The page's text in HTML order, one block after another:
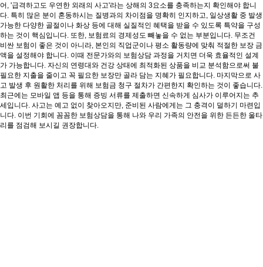
어, '급격하고도 우연한 외래의 사고'라는 상해의 3요소를 충족하는지 확인해야 합니
다. 특히 많은 분이 혼동하시는 질병과의 차이점을 명확히 인지하고, 일상생활 중 발생
가능한 다양한 골절이나 화상 등에 대해 실질적인 혜택을 받을 수 있도록 특약을 구성
하는 것이 핵심입니다. 또한, 보험료의 경제성도 빼놓을 수 없는 부분입니다. 무조건
비싼 보험이 좋은 것이 아니라, 본인의 직업군이나 평소 활동량에 맞춰 적절한 보장 금
액을 설정해야 합니다. 이때 전문가와의 보험상담 과정을 거치면 더욱 효율적인 설계
가 가능합니다. 자신의 연령대와 건강 상태에 최적화된 상품을 비교 분석함으로써 불
필요한 지출을 줄이고 꼭 필요한 보장만 골라 담는 지혜가 필요합니다. 마지막으로 사
고 발생 후 원활한 처리를 위해 보험금 청구 절차가 간편한지 확인하는 것이 좋습니다.
최근에는 모바일 앱 등을 통해 증빙 서류를 제출하면 신속하게 심사가 이루어지는 추
세입니다. 사고는 예고 없이 찾아오지만, 준비된 사람에게는 그 충격이 덜하기 마련입
니다. 이번 기회에 꼼꼼한 보험상담을 통해 나와 우리 가족의 안전을 위한 든든한 울타
리를 점검해 보시길 권장합니다.